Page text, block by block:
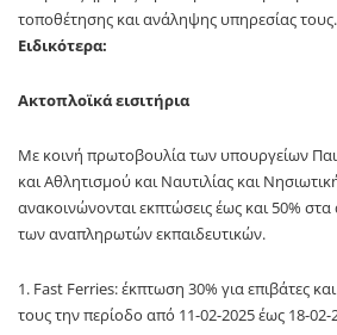
τοποθέτησης και ανάληψης υπηρεσίας τους.
Ειδικότερα:
Ακτοπλοϊκά εισιτήρια
Με κοινή πρωτοβουλία των υπουργείων
και Αθλητισμού και Ναυτιλίας και
ανακοινώνονται εκπτώσεις έως και 50% στα
των αναπληρωτών εκπαιδευτικών.
Fast Ferries: έκπτωση 30% για επιβάτες
τους την περίοδο από 11-02-2025 έως 18-02-